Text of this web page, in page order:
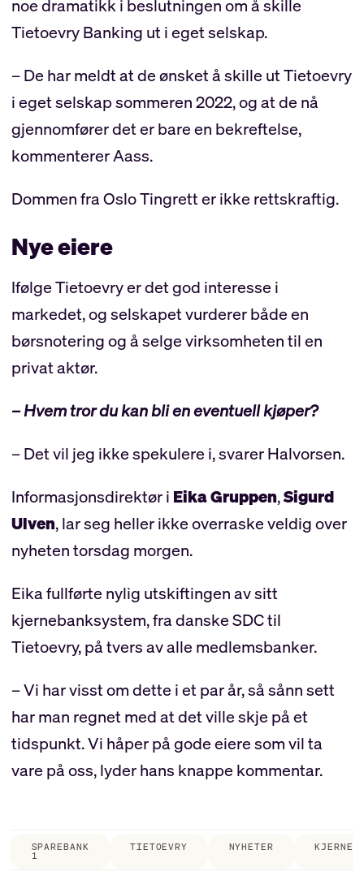
noe dramatikk i beslutningen om å skille
Tietoevry Banking ut i eget selskap.
– De har meldt at de ønsket å skille ut Tietoevry
i eget selskap sommeren 2022, og at de nå
gjennomfører det er bare en bekreftelse,
kommenterer Aass.
Dommen fra Oslo Tingrett er ikke rettskraftig.
Nye eiere
Ifølge Tietoevry er det god interesse i
markedet, og selskapet vurderer både en
børsnotering og å selge virksomheten til en
privat aktør.
– Hvem tror du kan bli en eventuell kjøper?
– Det vil jeg ikke spekulere i, svarer Halvorsen.
Informasjonsdirektør i Eika Gruppen,Sigurd
Ulven, lar seg heller ikke overraske veldig over
nyheten torsdag morgen.
Eika fullførte nylig utskiftingen av sitt
kjernebanksystem, fra danske SDC til
Tietoevry, på tvers av alle medlemsbanker.
– Vi har visst om dette i et par år, så sånn sett
har man regnet med at det ville skje på et
tidspunkt. Vi håper på gode eiere som vil ta
vare på oss, lyder hans knappe kommentar.
SPAREBANK
1
TIETOEVRY NYHETER